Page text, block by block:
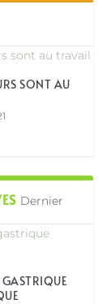
SONT AU
Dernier
GASTRIQUE